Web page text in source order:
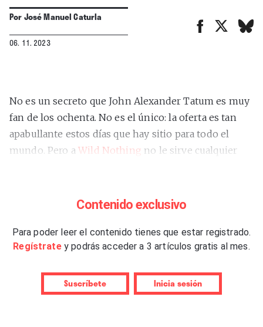
PorJosé Manuel Caturla
06. 11. 2023
No es un secreto que John Alexander Tatum es muy
fan de los ochenta. No es el único: la oferta es tan
apabullante estos días que hay sitio para todo el
mundo. Pero aWild Nothing no le sirve cualquier
sofisticadas querencias jazzísticas. La instrumental
despertándose de la hibernación creativa que lo
atenaza –¡vuelve, Paddy!–. Pero no, es Wild Nothing
naturalidad, sin trampa ni cartón.“Basement El
Dorado”contiene crítica social y suena a The
Contenido exclusivo
Para poder leer el contenido tienes que estar registrado.
Regístrate y podrás acceder a 3 artículos gratis al mes.
Suscríbete Inicia sesión